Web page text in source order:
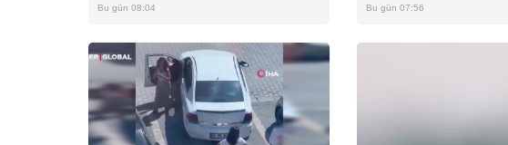
Bu gün 08:04 Bu gün 07:56